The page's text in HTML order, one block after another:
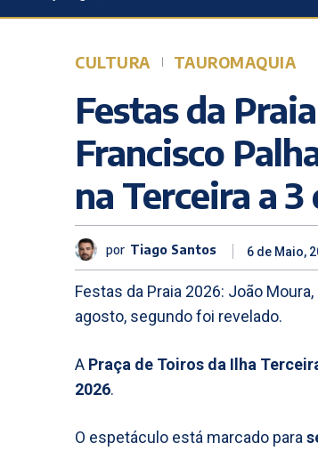
CULTURA TAUROMAQUIA
Festas da
Francisco
na Terceira a
por Tiago Santos 6 de Maio,
Festas da Praia 2026: João
agosto, segundo foi revelado.
A Praça de Toiros da Ilha
2026.
O espetáculo está marcado para